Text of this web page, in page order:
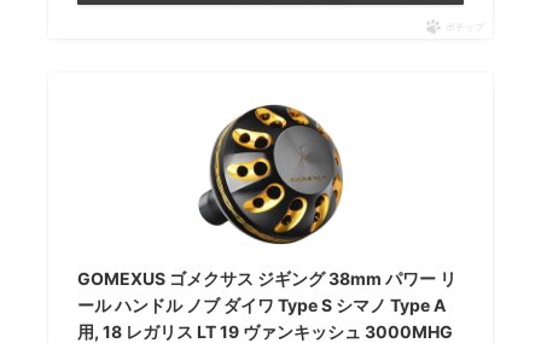
ポチップ
GOMEXUS ゴメクサス ジギング 38mm パワー リ
ール ハンドル ノブ ダイワ Type S シマノ Type A
用, 18 レガリス LT 19 ヴァンキッシュ 3000MHG